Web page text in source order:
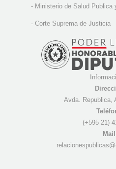
- Ministerio de Salud Publica
- Corte Suprema de Justicia
Avda. Republica,
(+595 21) 4
r